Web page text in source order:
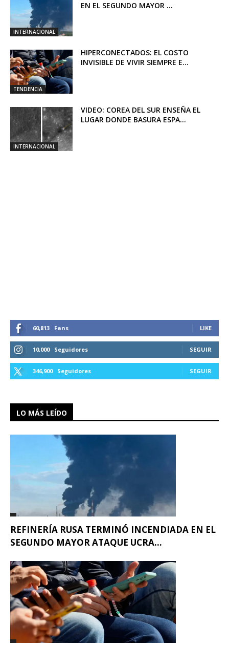
INTERNACIONAL
EN EL SEGUNDO MAYOR ...
TENDENCIA
HIPERCONECTADOS: EL COSTO
INVISIBLE DE VIVIR SIEMPRE E...
INTERNACIONAL
VIDEO: COREA DEL SUR ENSEÑA EL
LUGAR DONDE BASURA ESPA...
60,813 Fans LIKE
10,000 Seguidores SEGUIR
346,900 Seguidores SEGUIR
LO MÁS LEÍDO
REFINERÍA RUSA TERMINÓ INCENDIADA EN EL
SEGUNDO MAYOR ATAQUE UCRA...